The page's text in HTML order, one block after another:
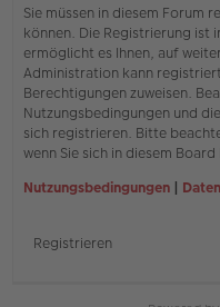
Sie müssen in diesem Forum
können. Die Registrierung ist
ermöglicht es Ihnen, auf
Administration kann
Berechtigungen zuweisen.
Nutzungsbedingungen und
sich registrieren. Bitte
wenn Sie sich in diesem
Nutzungsbedingungen |
Registrieren